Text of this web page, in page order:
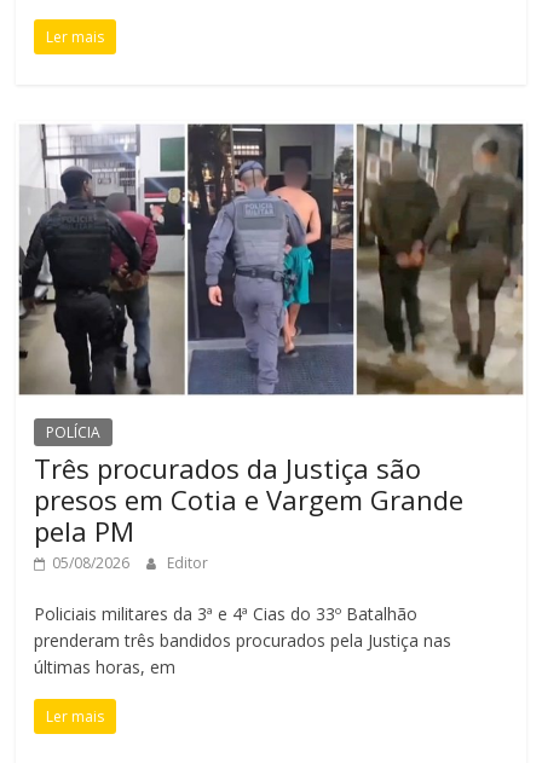
Ler mais
POLÍCIA
Três procurados da Justiça são
presos em Cotia e Vargem Grande
pela PM
05/08/2026 Editor
Policiais militares da 3ª e 4ª Cias do 33º Batalhão
prenderam três bandidos procurados pela Justiça nas
últimas horas, em
Ler mais